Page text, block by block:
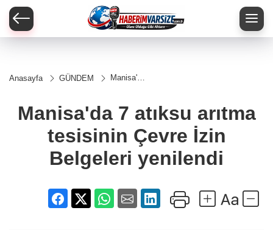
Anasayfa GÜNDEM
Manisa'da
tesisinin
Çevre
Belgeleri
yenilendi
Manisa'da 7 atıksu arıtma
tesisinin Çevre İzin
Belgeleri yenilendi